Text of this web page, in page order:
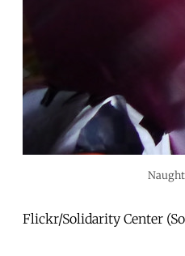
Flickr/Solidarity Center